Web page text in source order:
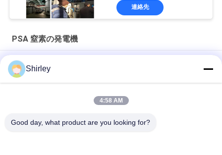
連絡先
PSA 窒素の発電機
ファイバーレーザー切削のための現場PSA窒素発電機 99.99%純
度と90%コスト削減
Shirley
4:58 AM
Good day, what product are you looking for?